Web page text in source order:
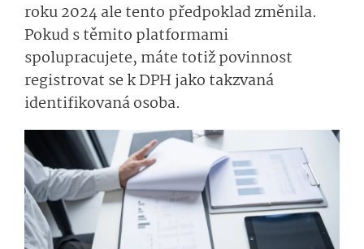
roku 2024 ale tento předpoklad změnila.
Pokud s těmito platformami
spolupracujete, máte totiž povinnost
registrovat se k DPH jako takzvaná
identifikovaná o­soba.